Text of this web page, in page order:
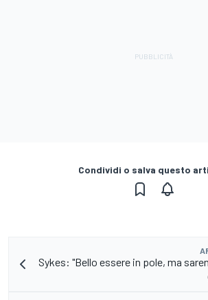
Condividi o salva questo
Sykes: "Bello essere in pole, ma